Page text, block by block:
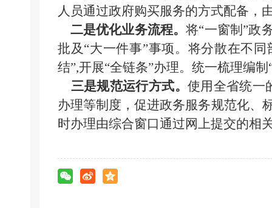
人员通过政府购买服务的方式配备，
二是优化业务流程。将“一窗制 ”政
批及 “大一件事”事项。将分散在不同
结”,开展“全链条”办理。统一梳理编制
三是规范运行方式。 使用全省统一
办理等制度，促进政务服务规范化、
时办理由综合窗口通过网上提交的相